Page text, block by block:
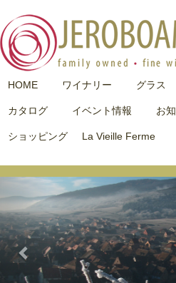
HOME ワイナリー グラス
カタログ イベント情報 お知
ショッピング La Vieille Ferme
Previous